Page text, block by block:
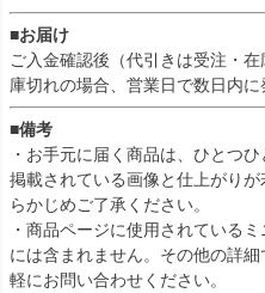
■お届け
ご入金確認後（代引きは受注・
庫切れの場合、営業日で数日内に
■備考
・お手元に届く商品は、ひとつ
掲載されている画像と仕上がり
らかじめご了承ください。
・商品ページに使用されている
には含まれません。その他の詳
軽にお問い合わせください。